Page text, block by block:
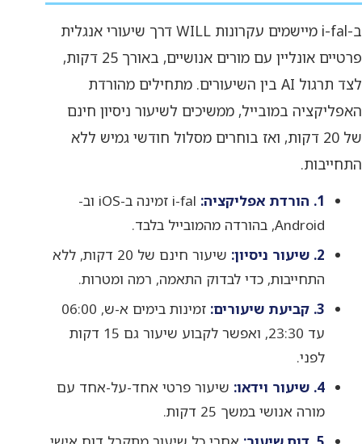
ב-i-fal מיישמים עקרונות WILL דרך שיעורי אנגלית
פרטיים אונליין עם מורים אנושיים, באורך 25 דקות,
לצד תרגול AI בין השיעורים. מתחילים מהורדת
האפליקציה במובייל, ממשיכים לשיעור ניסיון חינם
של 20 דקות, ואז בוחרים מסלול חודשי גמיש ללא
התחייבות.
1. הורדת אפליקציה:
i-fal זמינה ב-iOS וב-
Android, בהורדה מהמובייל בלבד.
2. שיעור ניסיון:
שיעור חינם של 20 דקות, ללא
התחייבות, כדי לבדוק התאמה, רמה ומטרות.
3. קביעת שיעורים:
זמינות בימים א-ש, 06:00
עד 23:30, ואפשר לקבוע שיעור גם 15 דקות
לפני.
4. שיעור וידאו:
שיעור פרטי אחד-על-אחד עם
מורה אנושי במשך 25 דקות.